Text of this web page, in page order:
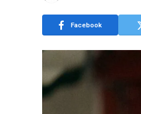
Facebook